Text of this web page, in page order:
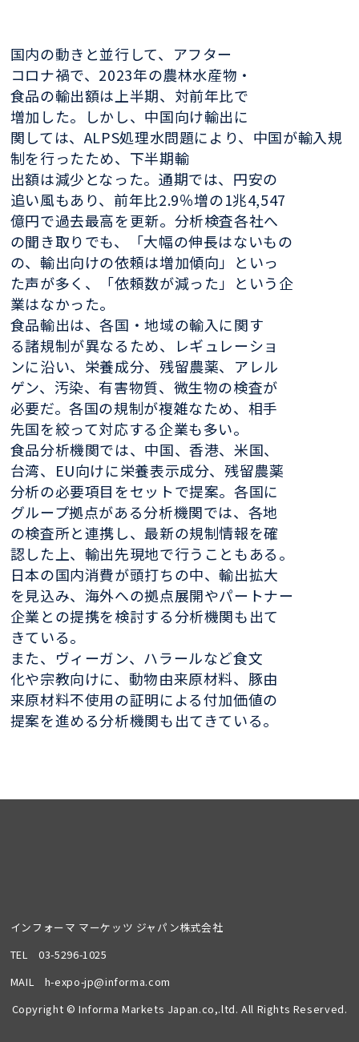
国内の動きと並行して、アフター
コロナ禍で、2023年の農林水産物・
食品の輸出額は上半期、対前年比で
増加した。しかし、中国向け輸出に
関しては、ALPS処理水問題により、中国が輸入規
制を行ったため、下半期輸
出額は減少となった。通期では、円安の
追い風もあり、前年比2.9％増の1兆4,547
億円で過去最高を更新。分析検査各社へ
の聞き取りでも、「大幅の伸長はないもの
の、輸出向けの依頼は増加傾向」といっ
た声が多く、「依頼数が減った」という企
業はなかった。
食品輸出は、各国・地域の輸入に関す
る諸規制が異なるため、レギュレーショ
ンに沿い、栄養成分、残留農薬、アレル
ゲン、汚染、有害物質、微生物の検査が
必要だ。各国の規制が複雑なため、相手
先国を絞って対応する企業も多い。
食品分析機関では、中国、香港、米国、
台湾、EU向けに栄養表示成分、残留農薬
分析の必要項目をセットで提案。各国に
グループ拠点がある分析機関では、各地
の検査所と連携し、最新の規制情報を確
認した上、輸出先現地で行うこともある。
日本の国内消費が頭打ちの中、輸出拡大
を見込み、海外への拠点展開やパートナー
企業との提携を検討する分析機関も出て
きている。
また、ヴィーガン、ハラールなど食文
化や宗教向けに、動物由来原材料、豚由
来原材料不使用の証明による付加価値の
提案を進める分析機関も出てきている。
インフォーマ マーケッツ ジャパン株式会社
TEL03-5296-1025
MAIL h-expo-jp@informa.com
Copyright © Informa Markets Japan.co,.ltd. All Rights Reserved.